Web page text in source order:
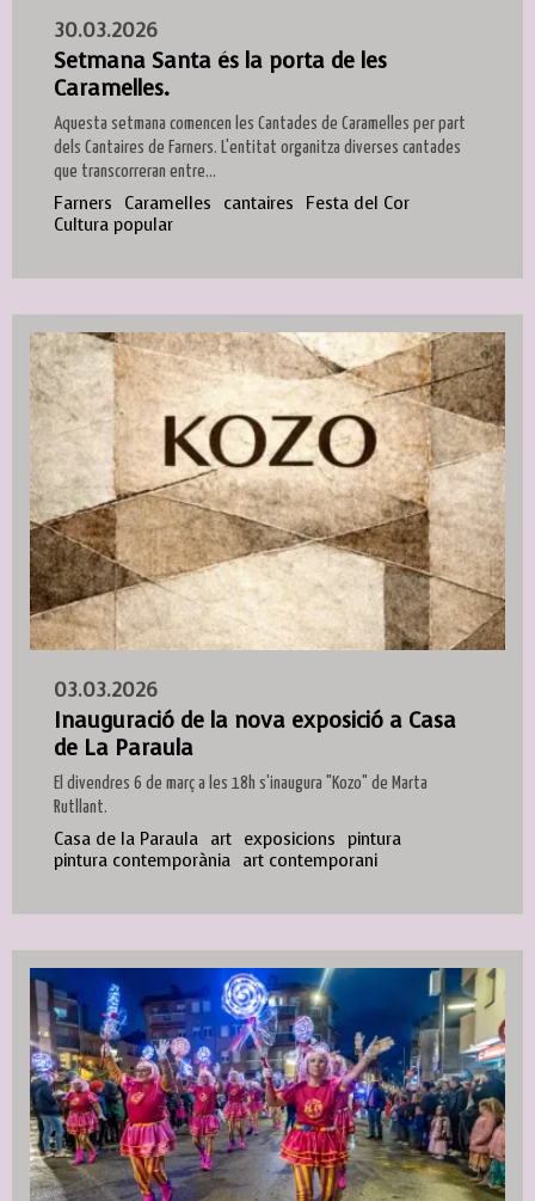
30.03.2026
Setmana Santa és la porta de les
Caramelles.
Aquesta setmana comencen les Cantades de Caramelles per part
dels Cantaires de Farners. L'entitat organitza diverses cantades
que transcorreran entre...
Farners Caramelles cantaires
Festa del Cor
Cultura popular
03.03.2026
Inauguració de la nova exposició a Casa
de La Paraula
El divendres 6 de març a les 18h s'inaugura "Kozo" de Marta
Rutllant.
Casa de la Paraula art exposicions pintura
pintura contemporània art contemporani